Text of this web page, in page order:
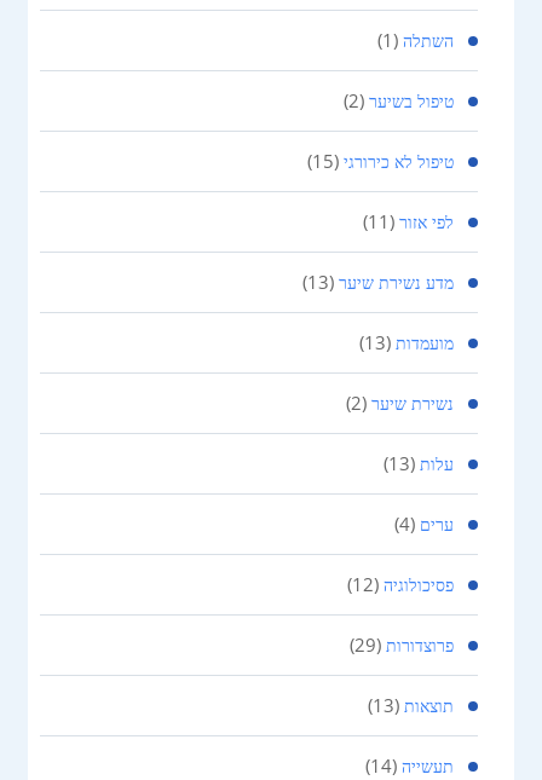
השתלה(1)
טיפול בשיער(2)
טיפול לא כירורגי(15)
לפי אזור(11)
מדע נשירת שיער(13)
מועמדות(13)
נשירת שיער(2)
עלות(13)
ערים(4)
פסיכולוגיה(12)
פרוצדורות(29)
תוצאות(13)
תעשייה(14)